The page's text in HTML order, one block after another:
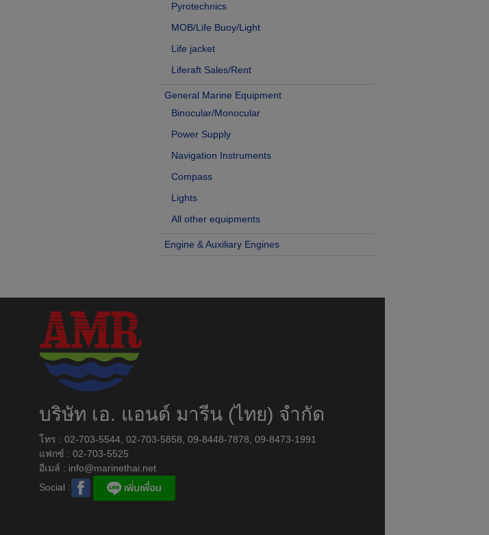
Pyrotechnics
MOB/Life Buoy/Light
Life jacket
Liferaft Sales/Rent
General Marine Equipment
Binocular/Monocular
Power Supply
Navigation Instruments
Compass
Lights
All other equipments
Engine & Auxiliary Engines
บริษัท เอ. แอนด์ มารีน (ไทย) จำกัด
โทร : 02-703-5544, 02-703-5858, 09-8448-7878, 09-8473-1991
แฟกซ์ : 02-703-5525
อีเมล์ : info@marinethai.net
Social :